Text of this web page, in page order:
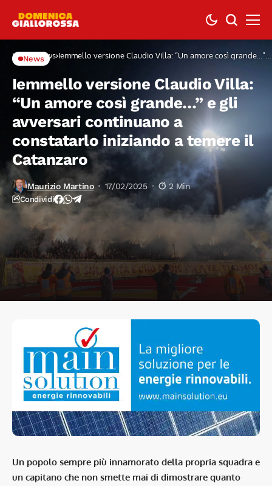
Home News Iemmello versione Claudio Villa: “Un amore così grande…” e
News
Iemmello versione Claudio Villa:
“Un amore così grande…” e gli
avversari continuano a
constatarlo iniziando a temere il
Catanzaro
Maurizio Martino 17/02/2025 2 Min
Condividi
Un popolo sempre più innamorato della propria squadra e
un capitano che non smette mai di dimostrare quanto